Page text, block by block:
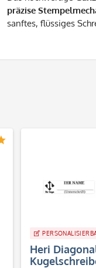
präzise
sanftes, flüssiges
Heri